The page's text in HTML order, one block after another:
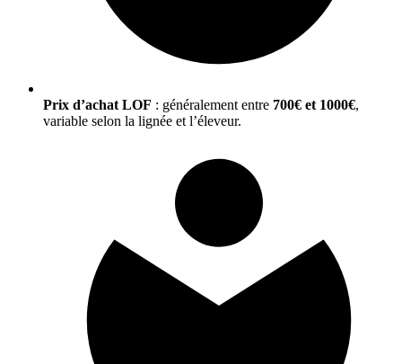
Prix d’achat LOF : généralement entre 700€ et 1000€,
variable selon la lignée et l’éleveur.